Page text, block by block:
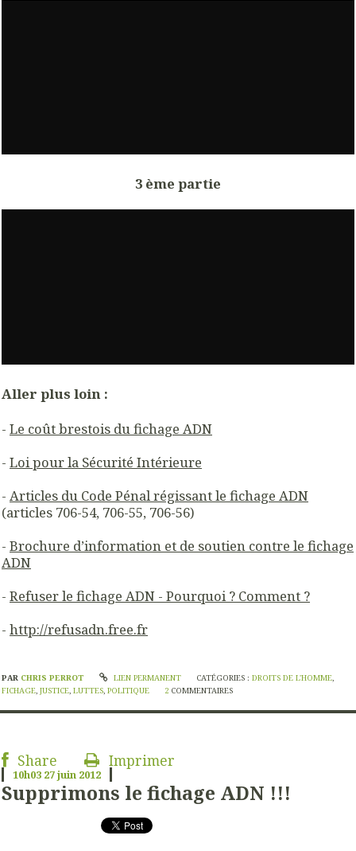
3 ème partie
Aller plus loin :
- Le coût brestois du fichage ADN
- Loi pour la Sécurité Intérieure
- Articles du Code Pénal régissant le fichage ADN
(articles 706-54, 706-55, 706-56)
- Brochure d’information et de soutien contre le fichage
ADN
- Refuser le fichage ADN - Pourquoi ? Comment ?
- http://refusadn.free.fr
PAR CHRIS PERROT LIEN PERMANENT CATÉGORIES :DROITS DE L'HOMME,
FICHAGE, JUSTICE, LUTTES, POLITIQUE 2 COMMENTAIRES
Share Imprimer
10h03 27juin 2012
Supprimons le fichage ADN !!!